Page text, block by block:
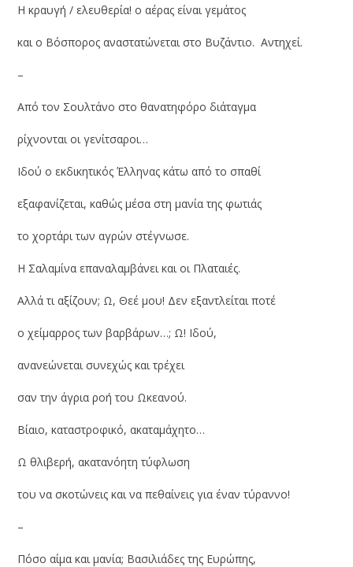
Η κραυγή / ελευθερία! ο αέρας είναι γεμάτος
και ο Βόσπορος αναστατώνεται στο Βυζάντιο. Αντηχεί.
–
Από τον Σουλτάνο στο θανατηφόρο διάταγμα
ρίχνονται οι γενίτσαροι…
Ιδού ο εκδικητικός Έλληνας κάτω από το σπαθί
εξαφανίζεται, καθώς μέσα στη μανία της φωτιάς
το χορτάρι των αγρών στέγνωσε.
Η Σαλαμίνα επαναλαμβάνει και οι Πλαταιές.
Αλλά τι αξίζουν; Ω, Θεέ μου! Δεν εξαντλείται ποτέ
ο χείμαρρος των βαρβάρων…; Ω! Ιδού,
ανανεώνεται συνεχώς και τρέχει
σαν την άγρια ροή του Ωκεανού.
Βίαιο, καταστροφικό, ακαταμάχητο…
Ω θλιβερή, ακατανόητη τύφλωση
του να σκοτώνεις και να πεθαίνεις για έναν τύραννο!
–
Πόσο αίμα και μανία; Βασιλιάδες της Ευρώπης,